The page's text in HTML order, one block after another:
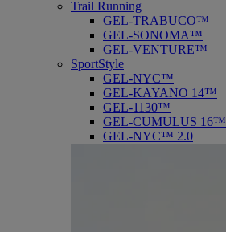
Trail Running
GEL-TRABUCO™
GEL-SONOMA™
GEL-VENTURE™
SportStyle
GEL-NYC™
GEL-KAYANO 14™
GEL-1130™
GEL-CUMULUS 16™
GEL-NYC™ 2.0